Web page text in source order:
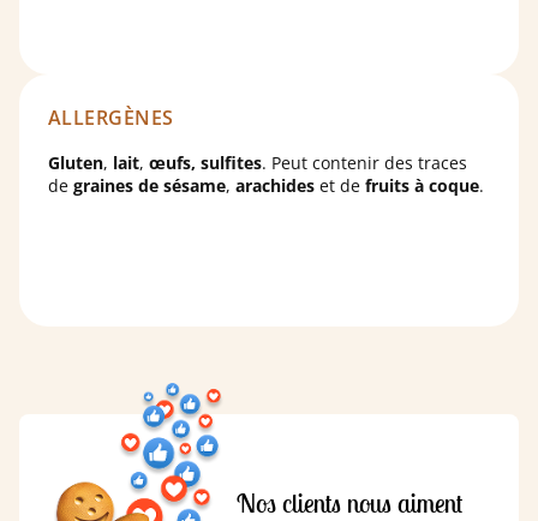
ALLERGÈNES
Gluten, lait, œufs, sulfites. Peut contenir des traces
de graines de sésame, arachides et de fruits à coque.
Nos clients nous aiment